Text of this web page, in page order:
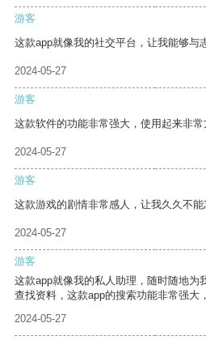
游客
这款app就像我的社交平台，让我能够与
2024-05-27
游客
这款软件的功能非常强大，使用起来非常
2024-05-27
游客
这款游戏的剧情非常感人，让我久久不能
2024-05-27
游客
这款app就像我的私人助理，随时随地为
查找资料，这款app的搜索功能非常强大
2024-05-27